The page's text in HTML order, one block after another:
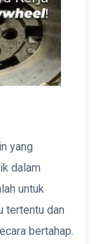
yang
dalam
untuk
tertentu dan
bertahap.